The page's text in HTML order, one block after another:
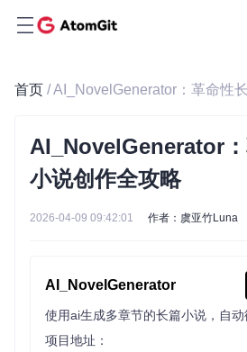
首页 / AI_NovelGenerator：革命性
AI_NovelGenerator
小说创作全攻略
2026-04-09 09:42:01 作者：虞亚竹Luna
AI_NovelGenerator
使用ai生成多章节的长篇小说，自
项目地址：